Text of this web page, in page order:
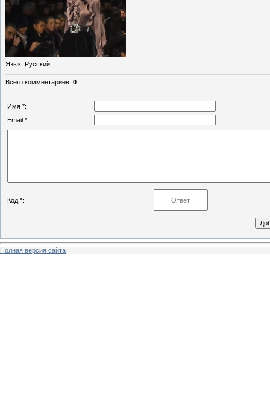
Язык: Русский
Всего комментариев: 0
Имя *:
Email *:
Код *:
Полная версия сайта